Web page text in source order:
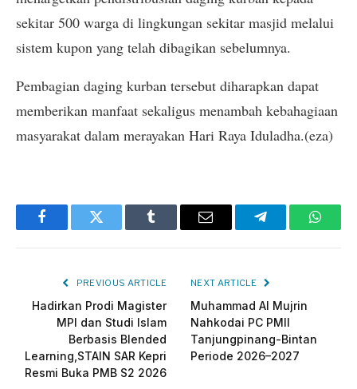
sekitar 500 warga di lingkungan sekitar masjid melalui
sistem kupon yang telah dibagikan sebelumnya.
Pembagian daging kurban tersebut diharapkan dapat
memberikan manfaat sekaligus menambah kebahagiaan
masyarakat dalam merayakan Hari Raya Iduladha.(eza)
FacebookTwitter Tumblr Email Telegram
PREVIOUS ARTICLE
Hadirkan Prodi Magister
MPI dan Studi Islam
Berbasis Blended
Learning,STAIN SAR Kepri
Resmi Buka PMB S2 2026
NEXT ARTICLE
Muhammad Al Mujrin
Nahkodai PC PMII
Tanjungpinang-Bintan
Periode 2026–2027